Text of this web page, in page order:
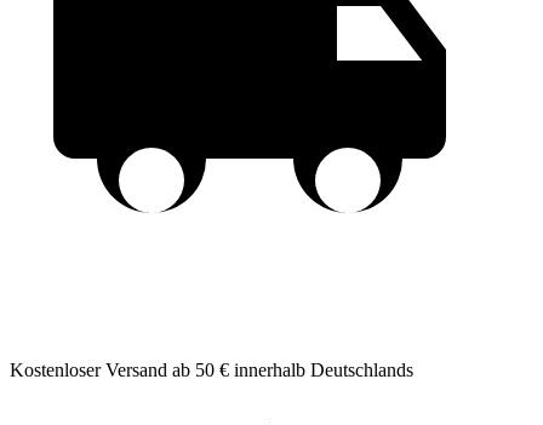
Kostenloser Versand ab 50 € innerhalb Deutschlands